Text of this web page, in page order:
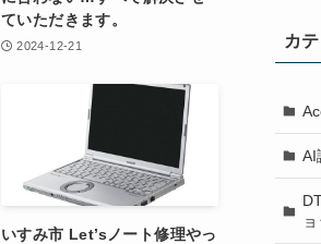
ていただきます。
2024-12-21
いすみ市 Let’sノート修理やっ
カ
AI